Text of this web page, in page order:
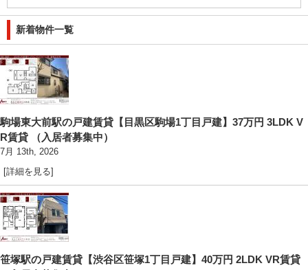
新着物件一覧
駒場東大前駅の戸建賃貸【目黒区駒場1丁目戸建】37万円 3LDK V
R賃貸 （入居者募集中）
7月 13th, 2026
[詳細を見る]
笹塚駅の戸建賃貸【渋谷区笹塚1丁目戸建】40万円 2LDK VR賃貸